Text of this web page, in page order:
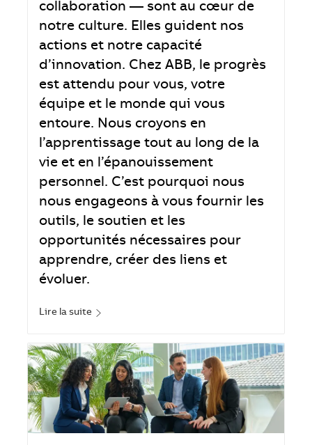
collaboration — sont au cœur de
notre culture. Elles guident nos
actions et notre capacité
d’innovation. Chez ABB, le progrès
est attendu pour vous, votre
équipe et le monde qui vous
entoure. Nous croyons en
l’apprentissage tout au long de la
vie et en l’épanouissement
personnel. C’est pourquoi nous
nous engageons à vous fournir les
outils, le soutien et les
opportunités nécessaires pour
apprendre, créer des liens et
évoluer.
Lire la suite